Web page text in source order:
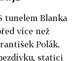
tunelem Blanka
více než
Polák.
statici